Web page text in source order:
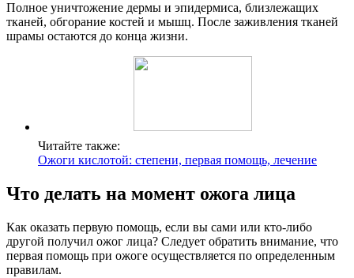
Полное уничтожение дермы и эпидермиса, близлежащих
тканей, обгорание костей и мышц. После заживления тканей
шрамы остаются до конца жизни.
Читайте также:
Ожоги кислотой: степени, первая помощь, лечение
Что делать на момент ожога лица
Как оказать первую помощь, если вы сами или кто-либо
другой получил ожог лица? Следует обратить внимание, что
первая помощь при ожоге осуществляется по определенным
правилам.